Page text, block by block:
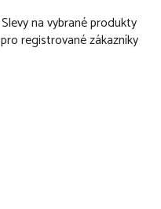
Slevy na vybrané produkty
pro registrované zákazníky